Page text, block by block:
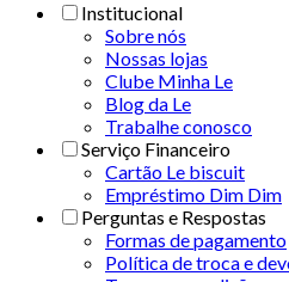
Institucional
Sobre nós
Nossas lojas
Clube Minha Le
Blog da Le
Trabalhe conosco
Serviço Financeiro
Cartão Le biscuit
Empréstimo Dim Dim
Perguntas e Respostas
Formas de pagamento
Política de troca e